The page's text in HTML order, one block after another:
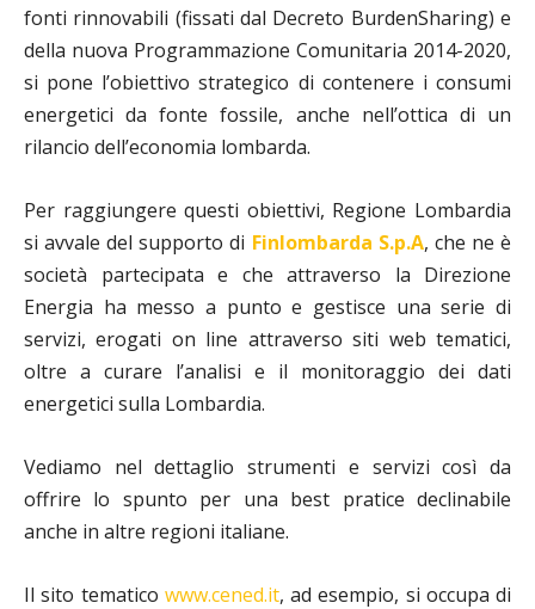
fonti rinnovabili (fissati dal Decreto BurdenSharing) e
della nuova Programmazione Comunitaria 2014-2020,
si pone l’obiettivo strategico di contenere i consumi
energetici da fonte fossile, anche nell’ottica di un
rilancio dell’economia lombarda.
Per raggiungere questi obiettivi, Regione Lombardia
si avvale del supporto di Finlombarda S.p.A, che ne è
società partecipata e che attraverso la Direzione
Energia ha messo a punto e gestisce una serie di
servizi, erogati on line attraverso siti web tematici,
oltre a curare l’analisi e il monitoraggio dei dati
energetici sulla Lombardia.
Vediamo nel dettaglio strumenti e servizi così da
offrire lo spunto per una best pratice declinabile
anche in altre regioni italiane.
Il sito tematico www.cened.it, ad esempio, si occupa di